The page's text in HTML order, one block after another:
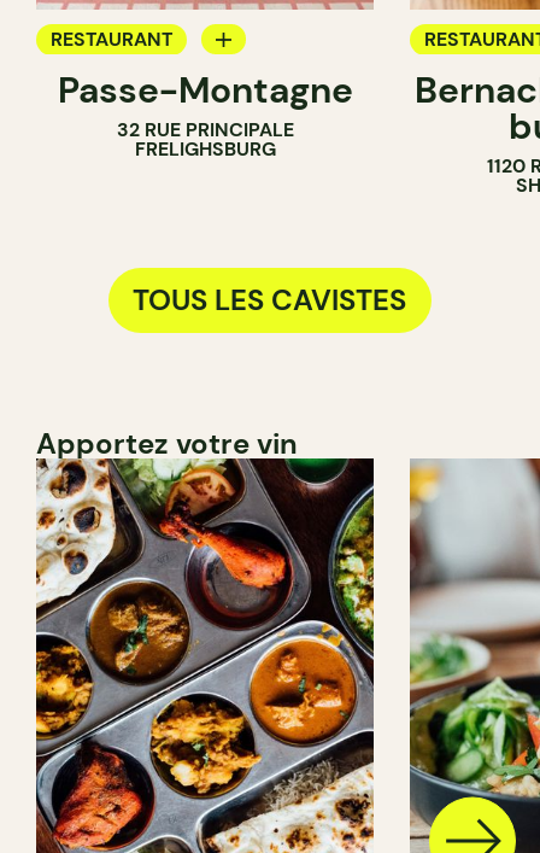
RESTAURANT
BAR À VIN
CAVISTE
Passe-Montagne
32 RUE PRINCIPALE
FRELIGHSBURG
CAFÉ
BAR À VIN
CAVISTE1120
TOUS LES CAVISTES
Apportez votre vin